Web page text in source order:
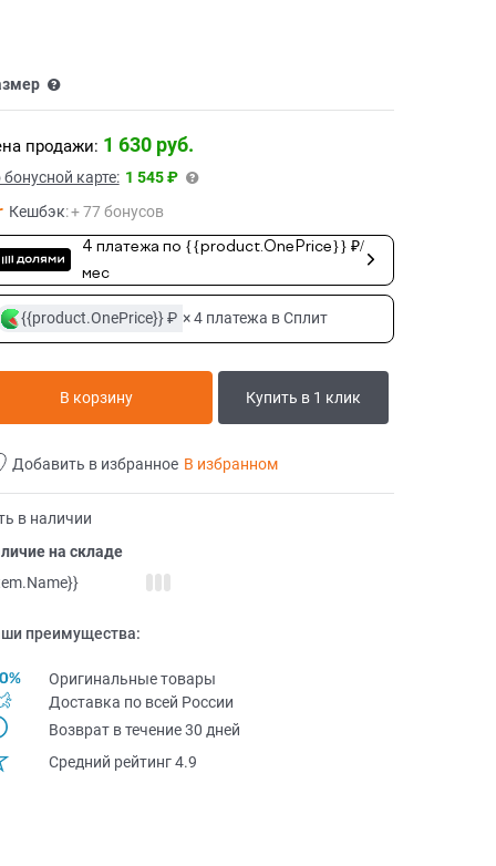
продажи: 1 630 руб.
бонусной карте: 1 545 ₽
Кешбэк:+ 77 бонусов
4 платежа по {{product.OnePrice}} ₽/
мес
{{product.OnePrice}} ₽ × 4 платежа в Сплит
В корзину Купить в 1 клик
Добавить в избранное В избранном
в наличии
на складе
преимущества:
Оригинальные товары
Доставка по всей Pоссии
Возврат в течение 30 дней
Средний рейтинг 4.9